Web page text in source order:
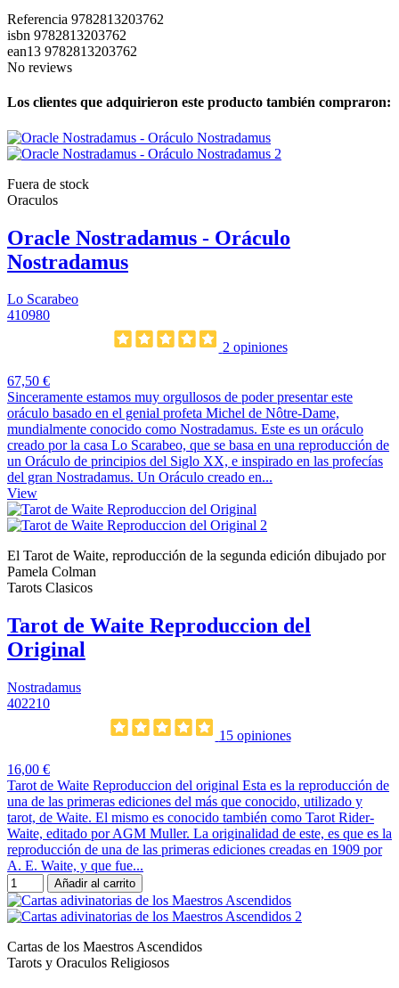
Referencia 9782813203762
isbn 9782813203762
ean13 9782813203762
No reviews
Los clientes que adquirieron este producto también compraron:
Fuera de stock
Oraculos
Oracle Nostradamus - Oráculo
Nostradamus
Lo Scarabeo
410980
2 opiniones
67,50 €
Sinceramente estamos muy orgullosos de poder presentar este
oráculo basado en el genial profeta Michel de Nôtre-Dame,
mundialmente conocido como Nostradamus. Este es un oráculo
creado por la casa Lo Scarabeo, que se basa en una reproducción de
un Oráculo de principios del Siglo XX, e inspirado en las profecías
del gran Nostradamus. Un Oráculo creado en...
View
El Tarot de Waite, reproducción de la segunda edición dibujado por
Pamela Colman
Tarots Clasicos
Tarot de Waite Reproduccion del
Original
Nostradamus
402210
15 opiniones
16,00 €
Tarot de Waite Reproduccion del original Esta es la reproducción de
una de las primeras ediciones del más que conocido, utilizado y
tarot, de Waite. El mismo es conocido también como Tarot Rider-
Waite, editado por AGM Muller. La originalidad de este, es que es la
reproducción de una de las primeras ediciones creadas en 1909 por
A. E. Waite, y que fue...
Añadir al carrito
Cartas de los Maestros Ascendidos
Tarots y Oraculos Religiosos